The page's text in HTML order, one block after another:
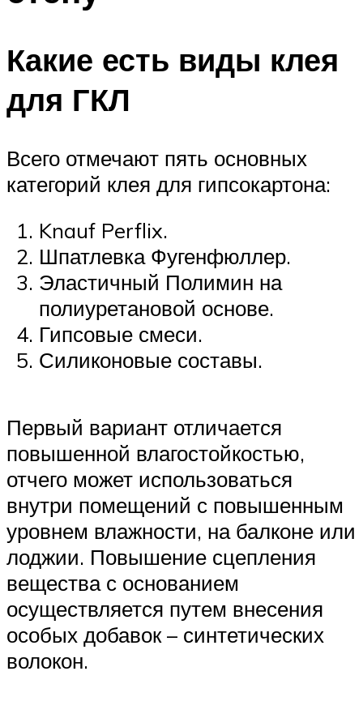
Какие есть виды клея
для ГКЛ
Всего отмечают пять основных
категорий клея для гипсокартона:
Knauf Perflix.
Шпатлевка Фугенфюллер.
Эластичный Полимин на
полиуретановой основе.
Гипсовые смеси.
Силиконовые составы.
Первый вариант отличается
повышенной влагостойкостью,
отчего может использоваться
внутри помещений с повышенным
уровнем влажности, на балконе или
лоджии. Повышение сцепления
вещества с основанием
осуществляется путем внесения
особых добавок – синтетических
волокон.